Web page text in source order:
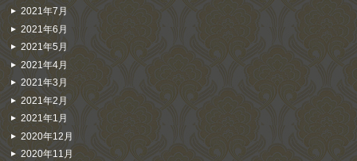
2021年7月
2021年6月
2021年5月
2021年4月
2021年3月
2021年2月
2021年1月
2020年12月
2020年11月